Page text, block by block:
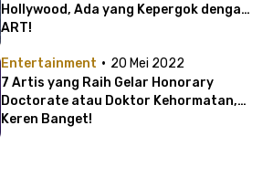
Hollywood, Ada yang Kepergok dengan
ART!
Entertainment · 20 Mei 2022
7 Artis yang Raih Gelar Honorary
Doctorate atau Doktor Kehormatan,
Keren Banget!